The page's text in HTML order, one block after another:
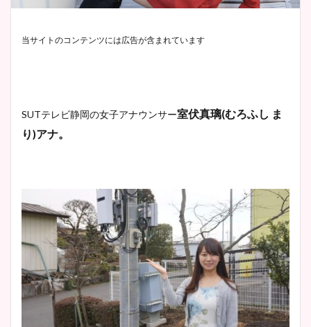
当サイトのコンテンツには広告が含まれています
SUTテレビ静岡の女子アナウンサー室伏真璃(むろふし ま
り)アナ。